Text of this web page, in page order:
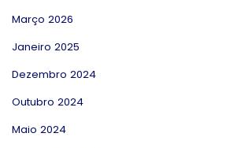
Março 2026
Janeiro 2025
Dezembro 2024
Outubro 2024
Maio 2024